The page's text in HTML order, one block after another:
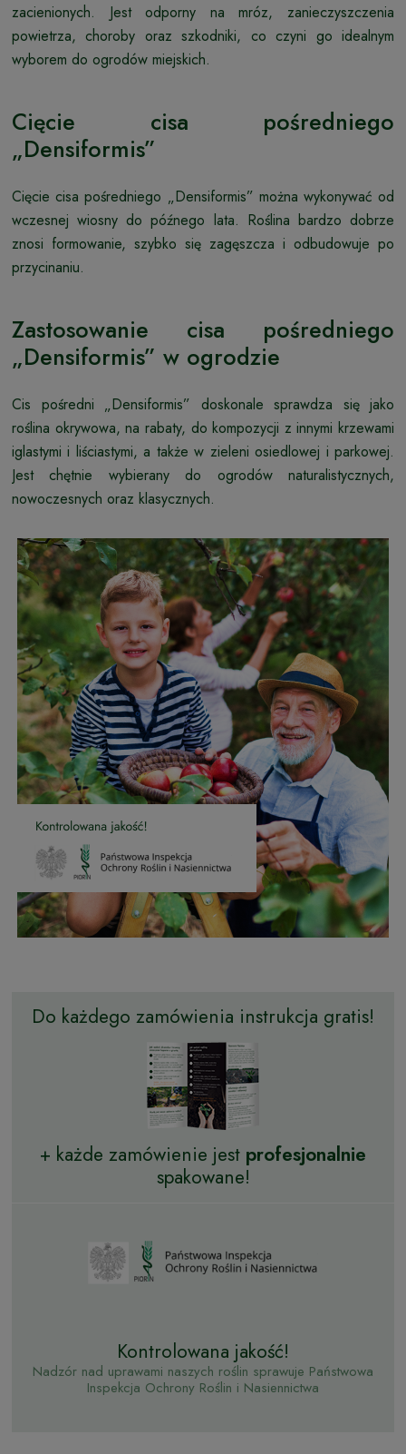
zacienionych. Jest odporny na mróz, zanieczyszczenia
powietrza, choroby oraz szkodniki, co czyni go idealnym
wyborem do ogrodów miejskich.
Cięcie cisa pośredniego
„Densiformis”
Cięcie cisa pośredniego „Densiformis” można wykonywać od
wczesnej wiosny do późnego lata. Roślina bardzo dobrze
znosi formowanie, szybko się zagęszcza i odbudowuje po
przycinaniu.
Zastosowanie cisa pośredniego
„Densiformis” w ogrodzie
Cis pośredni „Densiformis” doskonale sprawdza się jako
roślina okrywowa, na rabaty, do kompozycji z innymi krzewami
iglastymi i liściastymi, a także w zieleni osiedlowej i parkowej.
Jest chętnie wybierany do ogrodów naturalistycznych,
nowoczesnych oraz klasycznych.
Do każdego zamówienia instrukcja gratis!
+ każde zamówienie jest profesjonalnie
spakowane!
Kontrolowana jakość!
Nadzór nad uprawami naszych roślin sprawuje Państwowa
Inspekcja Ochrony Roślin i Nasiennictwa